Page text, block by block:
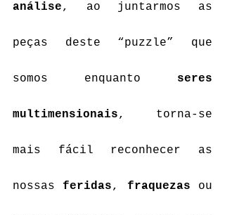
análise, ao juntarmos as
peças deste “puzzle” que
somos enquanto seres
multimensionais, torna-se
mais fácil reconhecer as
nossas feridas, fraquezas